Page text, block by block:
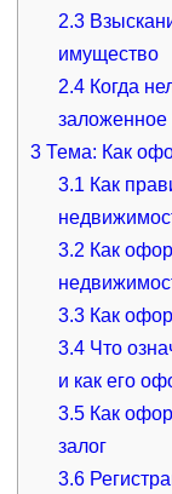
2.3
имущество
2.4 Когда
3Тема: Как
3.1 Как
3.2 Как
3.3 Как
3.4 Что
и как его
3.5 Как
залог
3.6